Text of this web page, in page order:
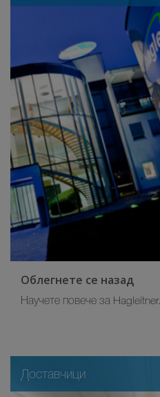
Облегнете се назад
Научете повече за Hagleitner.
Доставчици